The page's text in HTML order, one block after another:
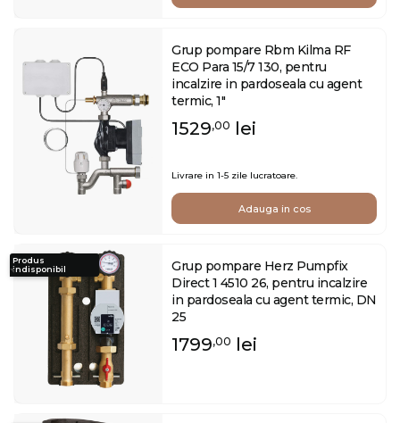
Grup pompare Rbm Kilma RF
ECO Para 15/7 130, pentru
incalzire in pardoseala cu agent
termic, 1"
1529,00 lei
Livrare in 1-5 zile lucratoare.
Adauga in cos
Grup pompare Herz Pumpfix
Direct 1 4510 26, pentru incalzire
in pardoseala cu agent termic, DN
25
1799,00 lei
Produs
indisponibil